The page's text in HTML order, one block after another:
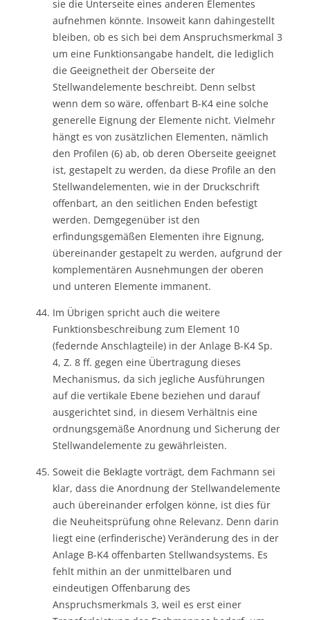
sie die Unterseite eines anderen Elementes
aufnehmen könnte. Insoweit kann dahingestellt
bleiben, ob es sich bei dem Anspruchsmerkmal 3
um eine Funktionsangabe handelt, die lediglich
die Geeignetheit der Oberseite der
Stellwandelemente beschreibt. Denn selbst
wenn dem so wäre, offenbart B-K4 eine solche
generelle Eignung der Elemente nicht. Vielmehr
hängt es von zusätzlichen Elementen, nämlich
den Profilen (6) ab, ob deren Oberseite geeignet
ist, gestapelt zu werden, da diese Profile an den
Stellwandelementen, wie in der Druckschrift
offenbart, an den seitlichen Enden befestigt
werden. Demgegenüber ist den
erfindungsgemäßen Elementen ihre Eignung,
übereinander gestapelt zu werden, aufgrund der
komplementären Ausnehmungen der oberen
und unteren Elemente immanent.
Im Übrigen spricht auch die weitere
Funktionsbeschreibung zum Element 10
(federnde Anschlagteile) in der Anlage B-K4 Sp.
4, Z. 8 ff. gegen eine Übertragung dieses
Mechanismus, da sich jegliche Ausführungen
auf die vertikale Ebene beziehen und darauf
ausgerichtet sind, in diesem Verhältnis eine
ordnungsgemäße Anordnung und Sicherung der
Stellwandelemente zu gewährleisten.
Soweit die Beklagte vorträgt, dem Fachmann sei
klar, dass die Anordnung der Stellwandelemente
auch übereinander erfolgen könne, ist dies für
die Neuheitsprüfung ohne Relevanz. Denn darin
liegt eine (erfinderische) Veränderung des in der
Anlage B-K4 offenbarten Stellwandsystems. Es
fehlt mithin an der unmittelbaren und
eindeutigen Offenbarung des
Anspruchsmerkmals 3, weil es erst einer